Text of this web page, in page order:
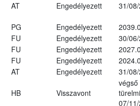
AT Engedélyezett 31/
PG Engedélyezett
FU Engedélyezett
30/
FU Engedélyezett
FU Engedélyezett
AT Engedélyezett 31/
HB Visszavont
végső
07/